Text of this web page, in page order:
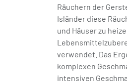
Räuchern der
Isländer diese
und Häuser zu
verwendet. Das
komplexen
intensiven